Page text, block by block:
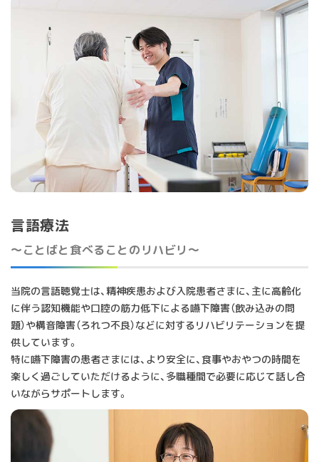
言語療法
～ことばと食べることのリハビリ～
当院の言語聴覚士は、精神疾患および入院患者さまに、主に高齢化
に伴う認知機能や口腔の筋力低下による嚥下障害（飲み込みの問
題）や構音障害（ろれつ不良）などに対するリハビリテーションを提
供しています。
特に嚥下障害の患者さまには、より安全に、食事やおやつの時間を
楽しく過ごしていただけるように、多職種間で必要に応じて話し合
いながらサポートします。